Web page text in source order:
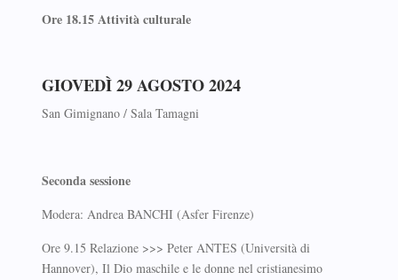
Ore 18.15 Attività culturale
GIOVEDÌ 29 AGOSTO 2024
San Gimignano / Sala Tamagni
Seconda sessione
Modera: Andrea BANCHI (Asfer Firenze)
Ore 9.15 Relazione >>> Peter ANTES (Università di
Hannover), Il Dio maschile e le donne nel cristianesimo